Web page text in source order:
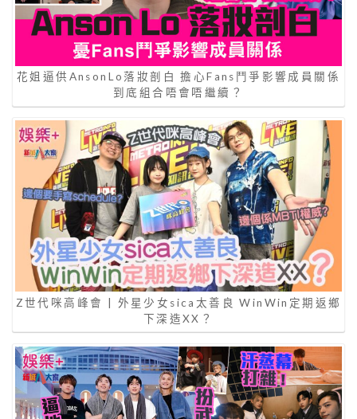
花姐逼供AnsonLo落妝剖白 擔心Fans鬥爭影響成員關係
到底組合唔會唔繼續？
Z世代咪高峰會 | 外星少女sica太善良 WinWin定期返鄉
下深造XX？